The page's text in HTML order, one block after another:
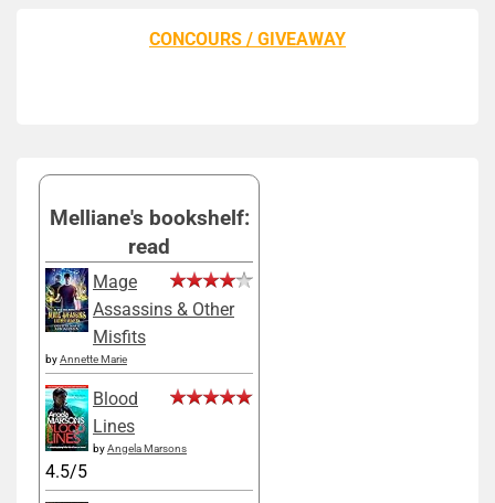
CONCOURS / GIVEAWAY
Melliane's bookshelf:
read
Mage
Assassins & Other
Misfits
byAnnette Marie
Blood
Lines
byAngela Marsons
4.5/5